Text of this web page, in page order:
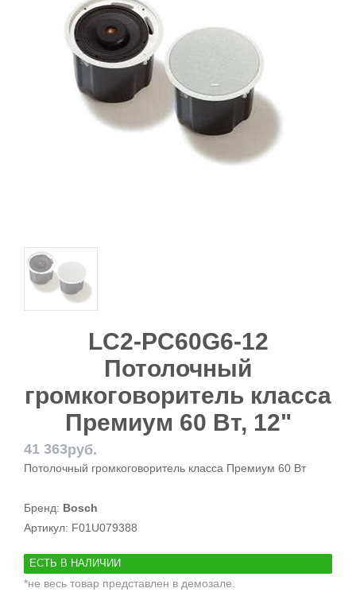
LC2-PC60G6-12
Потолочный
громкоговоритель класса
Премиум 60 Вт, 12"
41 363руб.
Потолочный громкоговоритель класса Премиум 60 Вт
Бренд: Bosch
Артикул: F01U079388
ЕСТЬ В НАЛИЧИИ
*не весь товар представлен в демозале.